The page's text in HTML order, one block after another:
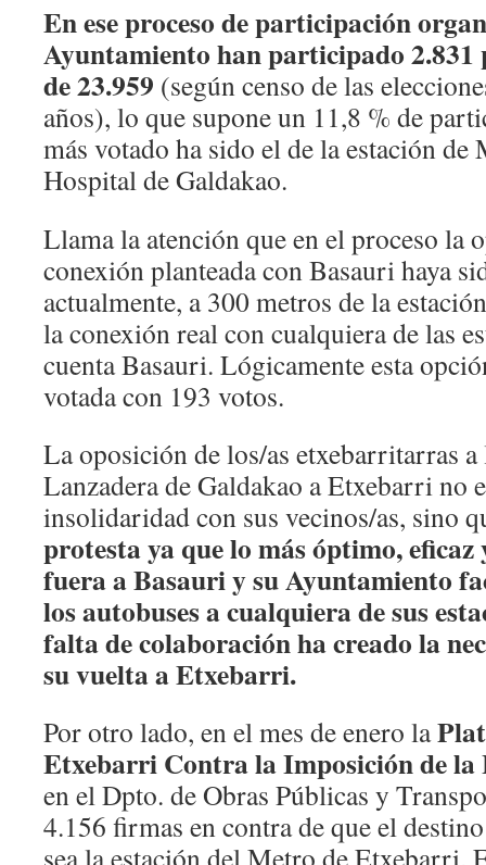
En ese proceso de participación
Ayuntamiento han participado 2.831
de 23.959 (según censo de las
años), lo que supone un 11,8 % de
más votado ha sido el de la estación
Hospital de Galdakao.
Llama la atención que en el proceso la
conexión planteada con Basauri haya
actualmente, a 300 metros de la
la conexión real con cualquiera de las
cuenta Basauri. Lógicamente esta
votada con 193 votos.
La oposición de los/as etxebarritarras a
Lanzadera de Galdakao a Etxebarri no
insolidaridad con sus vecinos/as, sino
protesta ya que lo más óptimo,
fuera a Basauri y su Ayuntamiento
los autobuses a cualquiera de sus
falta de colaboración ha creado la
su vuelta a Etxebarri.
Por otro lado, en el mes de enero la
Etxebarri Contra la Imposición de la
en el Dpto. de Obras Públicas y
4.156 firmas en contra de que el
sea la estación del Metro de Etxebarri.